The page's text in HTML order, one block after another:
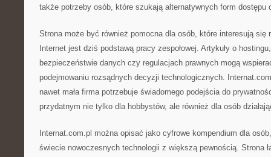
także potrzeby osób, które szukają alternatywnych form dostępu
Strona może być również pomocna dla osób, które interesują się
Internet jest dziś podstawą pracy zespołowej. Artykuły o
bezpieczeństwie danych czy regulacjach prawnych mogą
podejmowaniu rozsądnych decyzji technologicznych.
nawet mała firma potrzebuje świadomego podejścia do
przydatnym nie tylko dla hobbystów, ale również dla osób
Internat.com.pl można opisać jako cyfrowe kompendium dla
świecie nowoczesnych technologii z większą pewnością. Strona